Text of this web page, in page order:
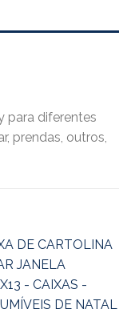
para diferentes
prendas, outros,